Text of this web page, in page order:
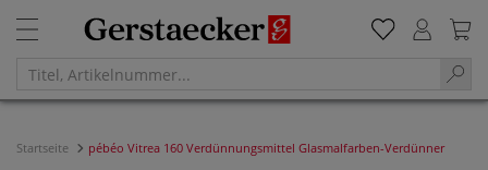
Startseite pébéo Vitrea 160 Verdünnungsmittel Glasmalfarben-Verdünner